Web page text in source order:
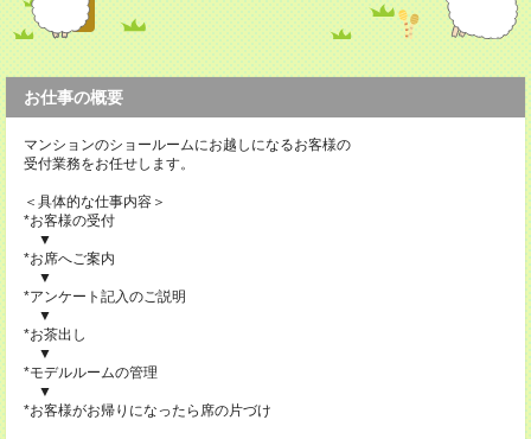
お仕事の概要
マンションのショールームにお越しになるお客様の
受付業務をお任せします。
＜具体的な仕事内容＞
*お客様の受付
▼
*お席へご案内
▼
*アンケート記入のご説明
▼
*お茶出し
▼
*モデルルームの管理
▼
*お客様がお帰りになったら席の片づけ